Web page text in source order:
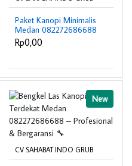
Paket Kanopi Minimalis
Medan 082272686688
– Desain Modern &
Bergaransi ☀️
Rp0,00
New
CV SAHABAT INDO GRUB